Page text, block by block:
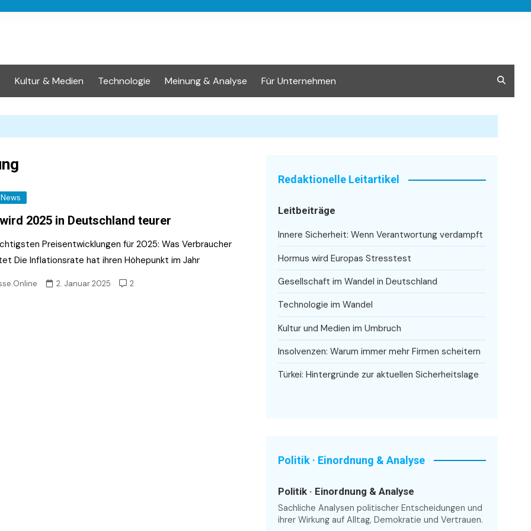
Kultur & Medien Technologie Meinung & Analyse Für Unternehmen
News
2025 in Deutschland teurer
Preisentwicklungen für 2025: Was Verbraucher
Die Inflationsrate hat ihren Höhepunkt im Jahr
2. Januar 2025 2
Redaktionelle Leitartikel
Leitbeiträge
Innere Sicherheit: Wenn Verantwortung verdampft
Hormus wird Europas Stresstest
Gesellschaft im Wandel in Deutschland
Technologie im Wandel
Kultur und Medien im Umbruch
Insolvenzen: Warum immer mehr Firmen scheitern
Türkei: Hintergründe zur aktuellen Sicherheitslage
Politik · Einordnung & Analyse
Politik · Einordnung & Analyse
Sachliche Analysen politischer Entscheidungen und
ihrer Wirkung auf Alltag, Demokratie und Vertrauen.